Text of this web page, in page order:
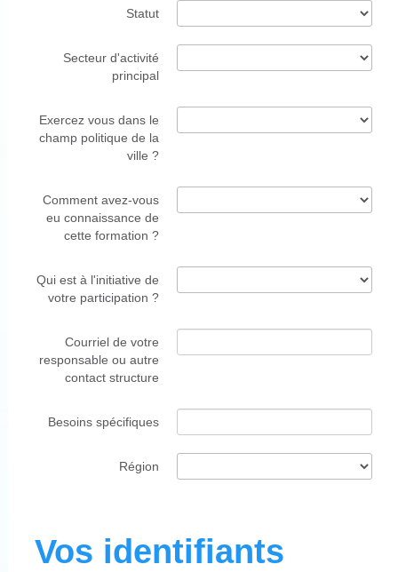
Statut
Secteur d'activité
principal
Exercez vous dans le
champ politique de la
ville ?
Comment avez-vous
eu connaissance de
cette formation ?
Qui est à l'initiative de
votre participation ?
Courriel de votre
responsable ou autre
contact structure
Besoins spécifiques
Région
Vos identifiants